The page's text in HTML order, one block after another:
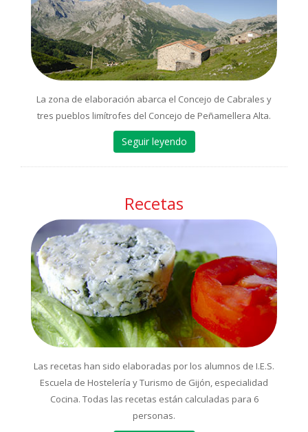
La zona de elaboración abarca el Concejo de Cabrales y
tres pueblos limítrofes del Concejo de Peñamellera Alta.
Seguir leyendo
Recetas
Las recetas han sido elaboradas por los alumnos de I.E.S.
Escuela de Hostelería y Turismo de Gijón, especialidad
Cocina. Todas las recetas están calculadas para 6
personas.